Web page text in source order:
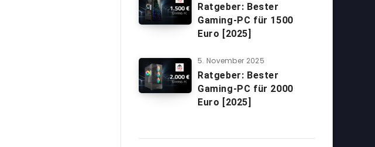
Ratgeber: Bester
Gaming-PC für 1500
Euro [2025]
5. November 2025
Ratgeber: Bester
Gaming-PC für 2000
Euro [2025]